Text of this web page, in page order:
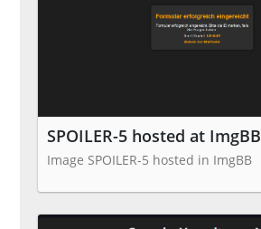
SPOILER-5 hosted at ImgBB
Image SPOILER-5 hosted in ImgBB